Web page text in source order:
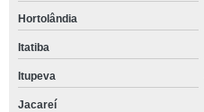
Hortolândia
Itatiba
Itupeva
Jacareí